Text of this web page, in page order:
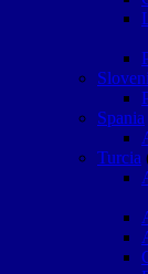
Spania
Turcia